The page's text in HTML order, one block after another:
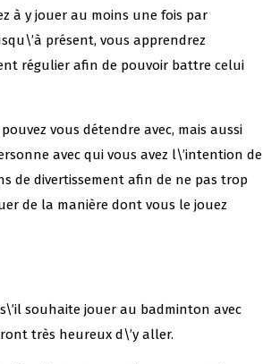
à y jouer au moins une fois par
présent, vous apprendrez
régulier afin de pouvoir battre celui
vous détendre avec, mais aussi
avec qui vous avez l\’intention de
de divertissement afin de ne pas trop
de la manière dont vous le jouez
souhaite jouer au badminton avec
très heureux d\’y aller.